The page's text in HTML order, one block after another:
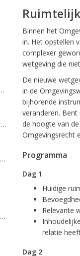
Energietransitie; goed voorbereid van fossiel naar duurzaam!
Gemeente en (handhaving van de) Openbare orde
Juridische aspecten toezicht en handhaving omgevingsrecht
Omgevingswet en Participatie belanghebbenden
Binnen het
in. Het opstellen
complexer
wetgeving die
De nieuwe
in de
bijhorende
veranderen.
de hoogte van
Omgevingsrecht
Programma
Dag 1
Huidige
Relevante
relatie
Dag 2